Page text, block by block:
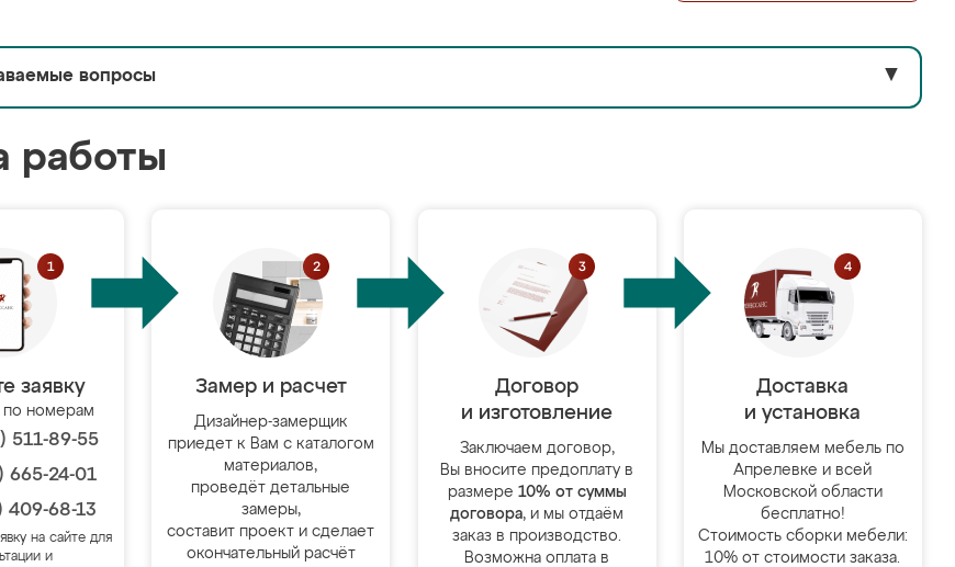
вопросы ▼
работы
заявку
по номерам
511-89-55
665-24-01
409-68-13
на сайте для
и
Замер и расчет
Дизайнер-замерщик
приедет к Вам с каталогом
материалов,
проведёт детальные
замеры,
составит проект и сделает
окончательный расчёт
Договор
и изготовление
Заключаем договор,
Вы вносите предоплату в
размере 10% от суммы
договора, и мы отдаём
заказ в производство.
Возможна оплата в
Доставка
и установка
Мы доставляем мебель по
Апрелевке и всей
Московской области
бесплатно!
Стоимость сборки мебели:
10% от стоимости заказа.